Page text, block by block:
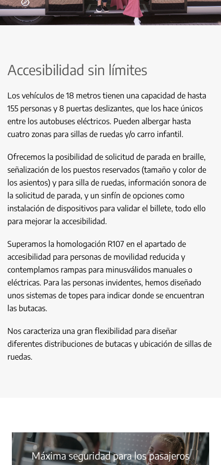
Accesibilidad sin límites
Los vehículos de 18 metros tienen una capacidad de hasta
155 personas y 8 puertas deslizantes, que los hace únicos
entre los autobuses eléctricos. Pueden albergar hasta
cuatro zonas para sillas de ruedas y/o carro infantil.
Ofrecemos la posibilidad de solicitud de parada en braille,
señalización de los puestos reservados (tamaño y color de
los asientos) y para silla de ruedas, información sonora de
la solicitud de parada, y un sinfín de opciones como
instalación de dispositivos para validar el billete, todo ello
para mejorar la accesibilidad.
Superamos la homologación R107 en el apartado de
accesibilidad para personas de movilidad reducida y
contemplamos rampas para minusválidos manuales o
eléctricas. Para las personas invidentes, hemos diseñado
unos sistemas de topes para indicar donde se encuentran
las butacas.
Nos caracteriza una gran flexibilidad para diseñar
diferentes distribuciones de butacas y ubicación de sillas de
ruedas.
Máxima seguridad para los pasajeros